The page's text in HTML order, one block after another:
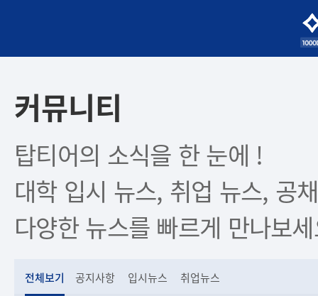
커뮤니티
탑티어의 소식을 한 눈에 !
대학 입시 뉴스, 취업 뉴스, 공
다양한 뉴스를 빠르게 만나보
전체보기 공지사항 입시뉴스 취업뉴스